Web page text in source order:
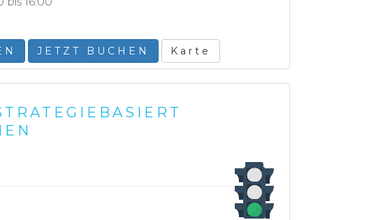
JETZT BUCHEN Karte